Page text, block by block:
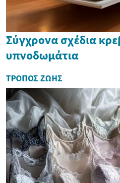
Σύγχρονα σχέδια
υπνοδωμάτια
ΤΡΌΠΟΣ ΖΩΉΣ